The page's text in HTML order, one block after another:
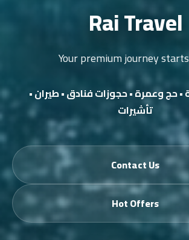
Rai Travel
Your premium journey
• حج وعمرة • حجوزات فنادق • طيران •
تأشيرات
Contact Us
Hot Offers